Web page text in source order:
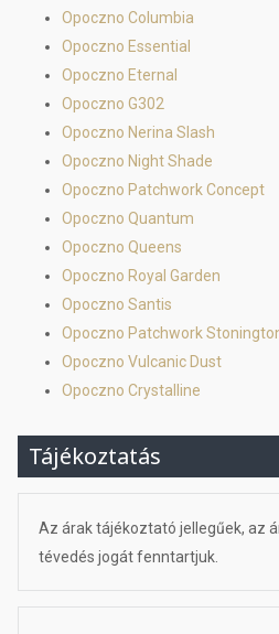
Opoczno Columbia
Opoczno Essential
Opoczno Eternal
Opoczno G302
Opoczno Nerina Slash
Opoczno Night Shade
Opoczno Patchwork Concept
Opoczno Quantum
Opoczno Queens
Opoczno Royal Garden
Opoczno Santis
Opoczno Patchwork
Opoczno Vulcanic Dust
Opoczno Crystalline
Tájékoztatás
Az árak tájékoztató jellegűek, az
tévedés jogát fenntartjuk.